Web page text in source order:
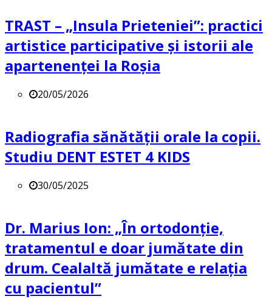
TRAST – „Insula Prieteniei”: practici
artistice participative și istorii ale
apartenenței la Roșia
20/05/2026
Radiografia sănătății orale la copii.
Studiu DENT ESTET 4 KIDS
30/05/2025
Dr. Marius Ion: „În ortodonție,
tratamentul e doar jumătate din
drum. Cealaltă jumătate e relația
cu pacientul”